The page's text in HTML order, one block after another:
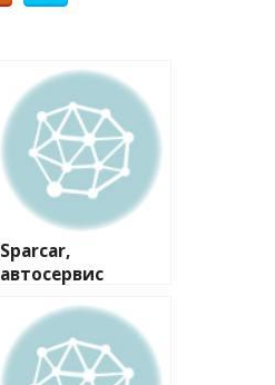
Sparcar,
автосервис